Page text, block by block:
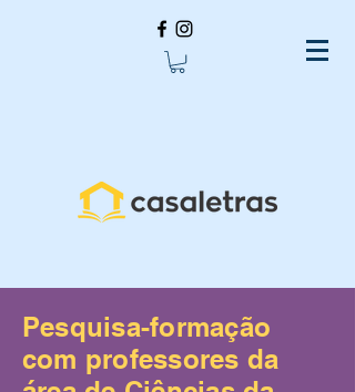
Pesquisa-formação
com professores da